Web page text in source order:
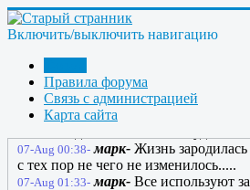
Включить/выключить навигацию
Правила форума
Связь с администрацией
Карта сайта
06-Aug 22:48- anatol130164-Не понял,
будет жить вечно? Где эпиграф?
06-Aug 23:48-
06-Aug 23:50- марк-У нас не чего нет
маленьких зарплат и повышение
07-Aug 00:06- марк-
07-Aug 00:38- марк- Жизнь
с тех пор не чего не изменилось.....
07-Aug 01:33- марк- Все используют